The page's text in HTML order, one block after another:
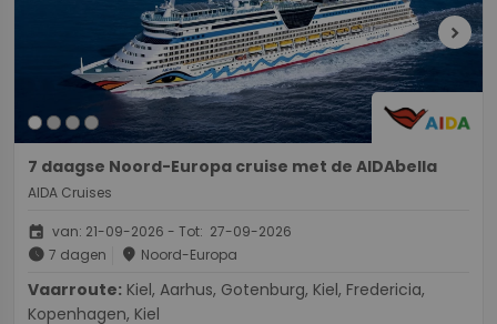
chevron_right
7 daagse Noord-Europa cruise met de AIDAbella
AIDA Cruises
event van: 21-09-2026 - Tot: 27-09-2026
schedule 7 dagen place Noord-Europa
Vaarroute:
Kopenhagen, Kiel